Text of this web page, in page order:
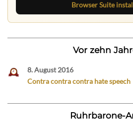
Browser Suite
Vor zehn
8. August 2016
Contra contra contra hate speech
Ruhrbarone-